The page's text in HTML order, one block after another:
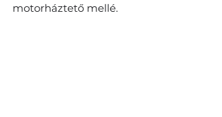
motorháztető mellé.